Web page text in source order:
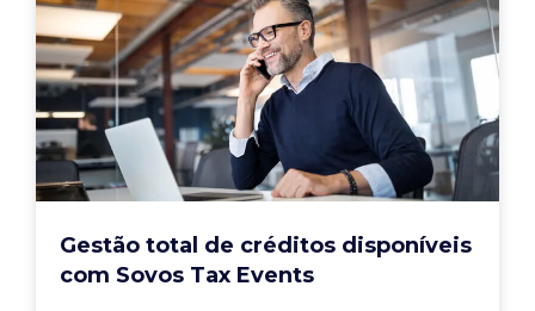
Gestão total de créditos disponíveis
com Sovos Tax Events